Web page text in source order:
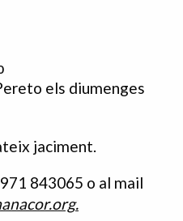
els diumenges
jaciment.
843065 o al mail
.